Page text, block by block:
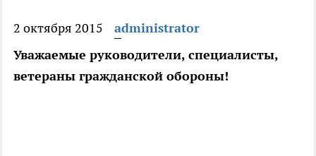
2 октября 2015
administrator
Уважаемые руководители, специалисты,
ветераны гражданской обороны!